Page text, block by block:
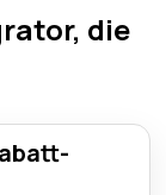
die